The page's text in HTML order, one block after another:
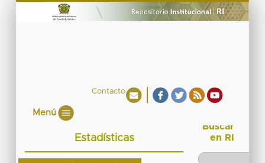
Contacto
Menú
Estadísticas
Buscar
en RI